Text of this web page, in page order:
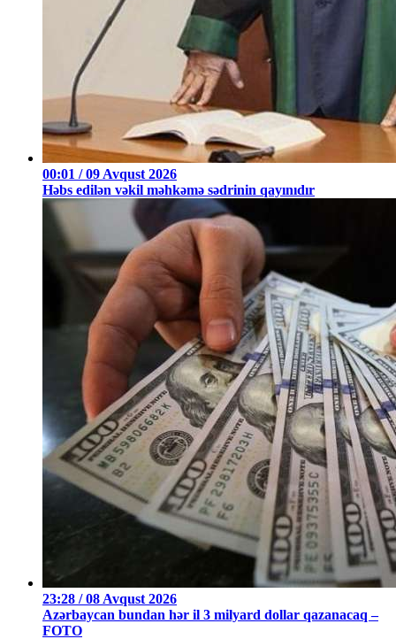
00:01 / 09 Avqust 2026
Həbs edilən vəkil məhkəmə sədrinin qayınıdır
23:28 / 08 Avqust 2026
Azərbaycan bundan hər il 3 milyard dollar qazanacaq –
FOTO